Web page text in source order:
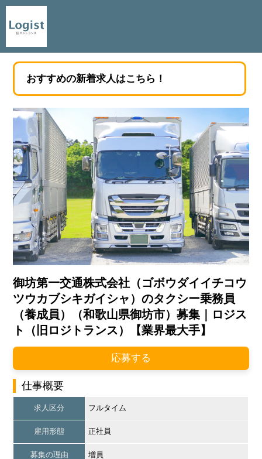
おすすめの新着求人はこちら！
御坊第一交通株式会社（ゴボウダイイチコウ
ツウカブシキガイシャ）のタクシー乗務員
（養成員）（和歌山県御坊市）募集｜ロジス
ト（旧ロジトランス）【業界最大手】
応募する
仕事概要
求人区分 フルタイム
雇用形態 正社員
募集の理由 増員